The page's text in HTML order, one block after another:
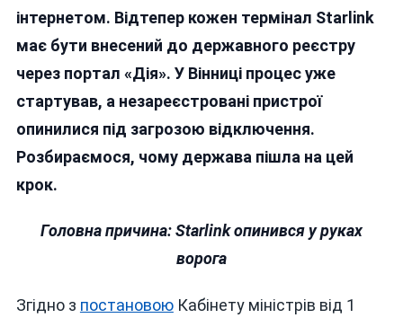
Обов’язкову
Реєстрацію
Терміналів
І
Де
Можна
Вінниці
інтернетом. Відтепер кожен термінал Starlink
має бути внесений до державного реєстру
через портал «Дія». У Вінниці процес уже
стартував, а незареєстровані пристрої
опинилися під загрозою відключення.
Розбираємося, чому держава пішла на цей
крок.
Головна причина: Starlink опинився у руках
ворога
Згідно з постановоюКабінету міністрів від 1